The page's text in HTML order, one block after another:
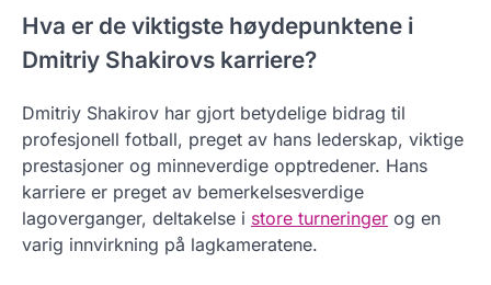
Hva er de viktigste høydepunktene i
Dmitriy Shakirovs karriere?
Dmitriy Shakirov har gjort betydelige bidrag til
profesjonell fotball, preget av hans lederskap, viktige
prestasjoner og minneverdige opptredener. Hans
karriere er preget av bemerkelsesverdige
lagoverganger, deltakelse i store turneringer og en
varig innvirkning på lagkameratene.